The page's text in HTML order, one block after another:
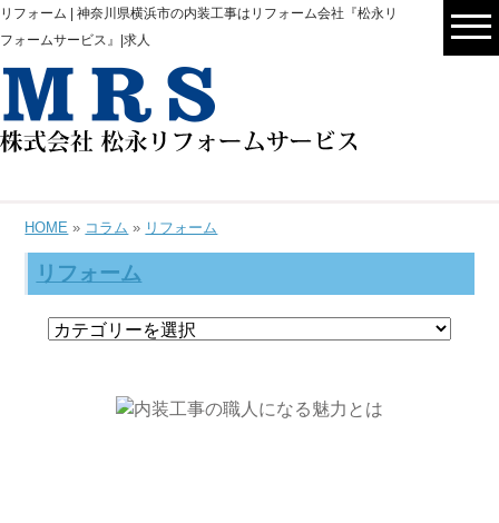
リフォーム | 神奈川県横浜市の内装工事はリフォーム会社『松永リ
フォームサービス』|求人
HOME » コラム » リフォーム
リフォーム